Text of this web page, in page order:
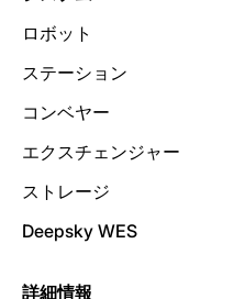
ロボット
ステーション
コンベヤー
エクスチェンジャー
ストレージ
Deepsky WES
詳細情報